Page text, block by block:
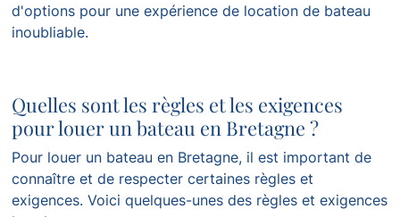
d'options pour une expérience de location de bateau
inoubliable.
Quelles sont les règles et les exigences
pour louer un bateau en Bretagne ?
Pour louer un bateau en Bretagne, il est important de
connaître et de respecter certaines règles et
exigences. Voici quelques-unes des règles et exigences